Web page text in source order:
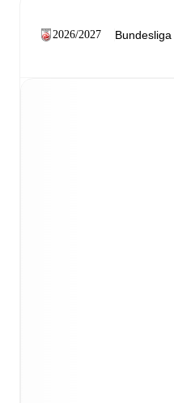
2026/2027